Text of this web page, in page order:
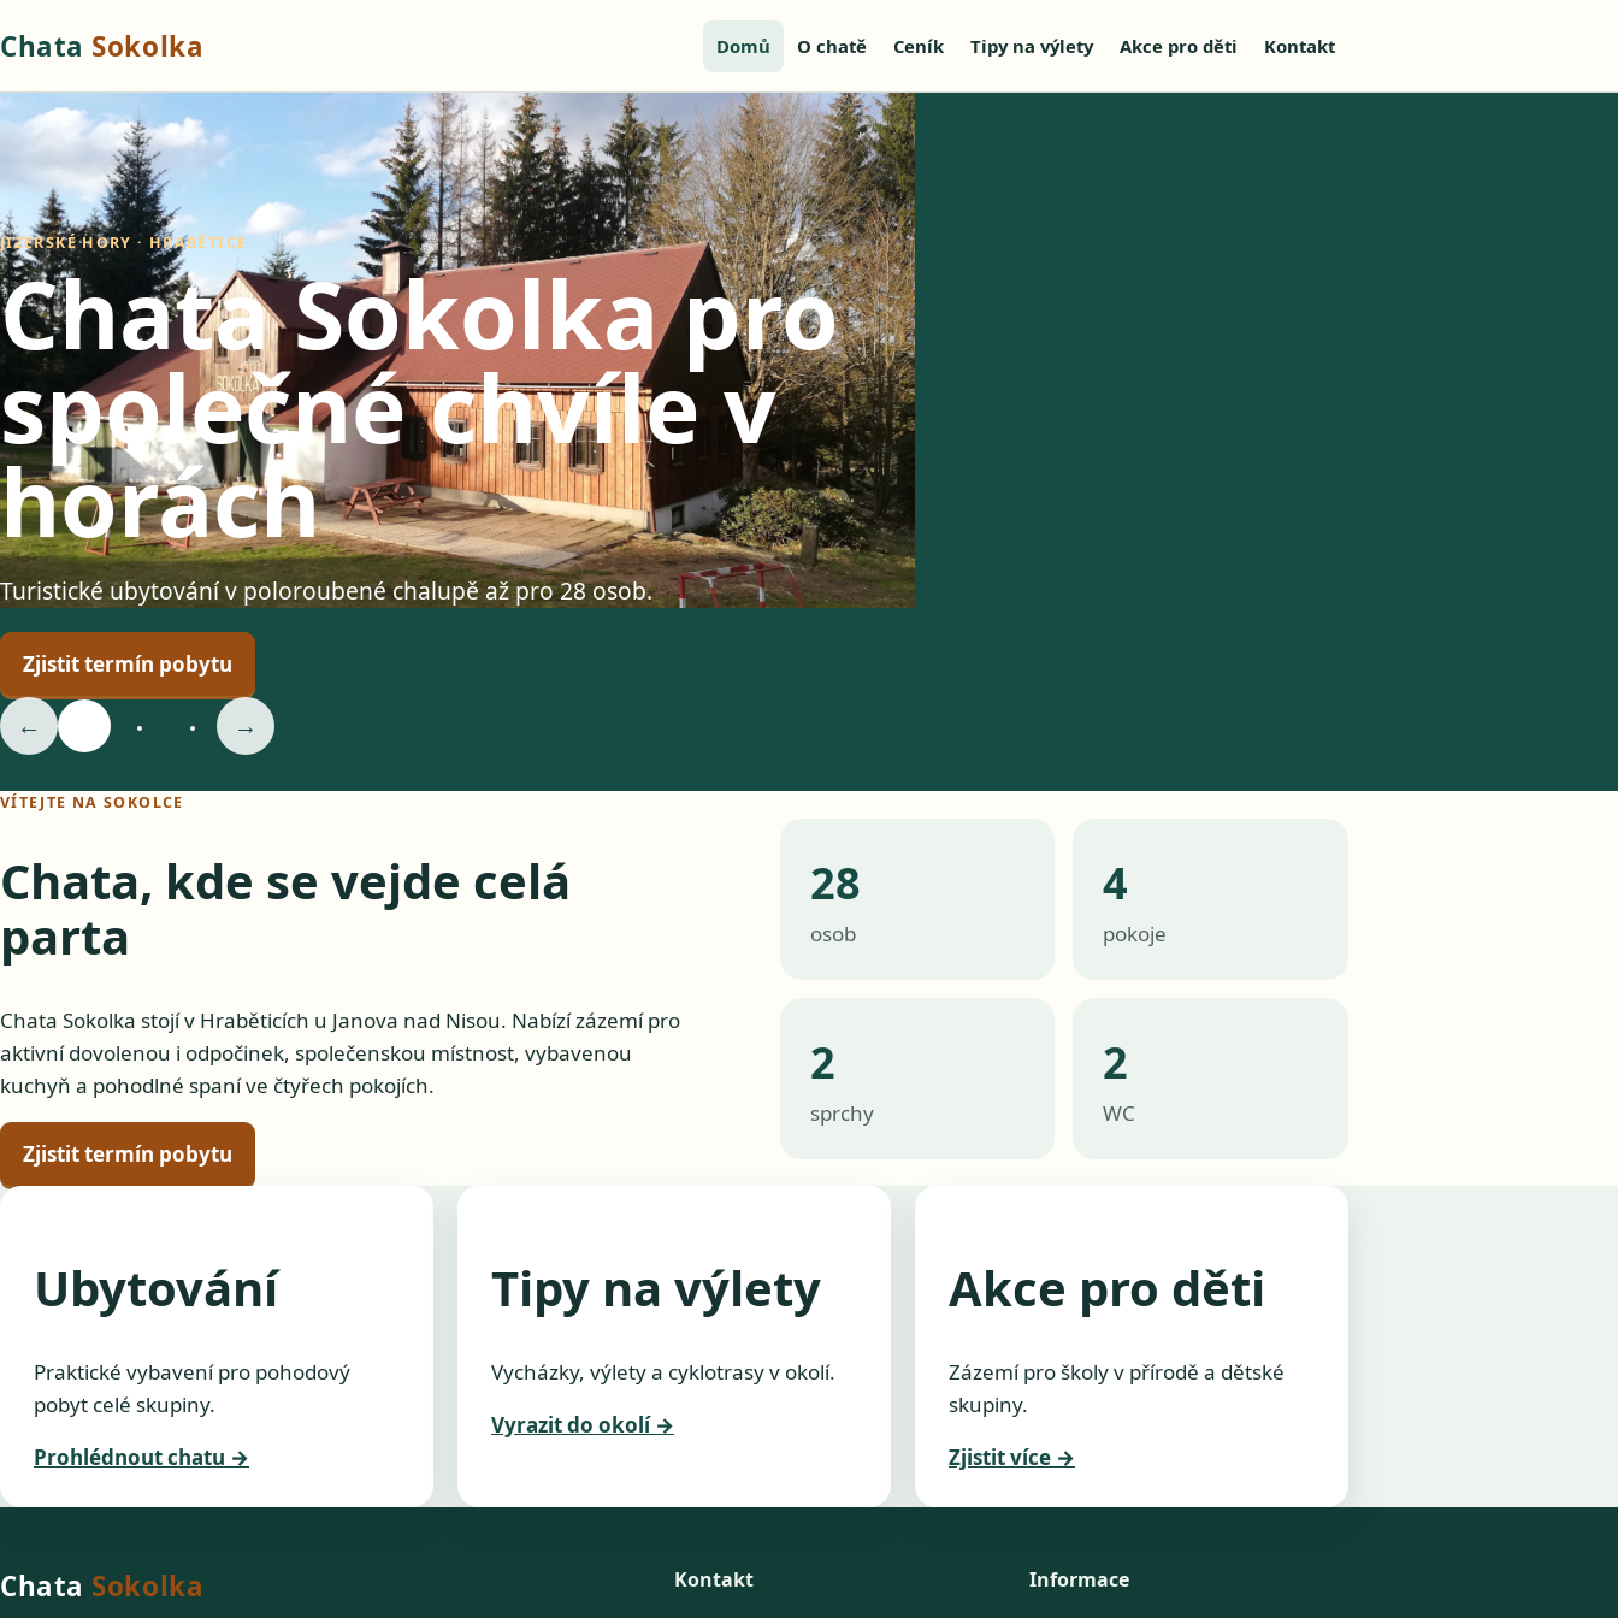
Chata Sokolka Domů O chatě Ceník Tipy na výlety Akce pro děti Kontakt
JIZERSKÉ HORY · HRABĚTICE
Chata Sokolka pro
společné chvíle v
horách
Turistické ubytování v poloroubené chalupě až pro 28 osob.
Zjistit termín pobytu
← →
VÍTEJTE NA SOKOLCE
Chata, kde se vejde celá
parta
Chata Sokolka stojí v Hraběticích u Janova nad Nisou. Nabízí zázemí pro
aktivní dovolenou i odpočinek, společenskou místnost, vybavenou
kuchyň a pohodlné spaní ve čtyřech pokojích.
Zjistit termín pobytu
28
osob
4
pokoje
2
sprchy
2
WC
Ubytování
Praktické vybavení pro pohodový
pobyt celé skupiny.
Prohlédnout chatu →
Tipy na výlety
Vycházky, výlety a cyklotrasy v okolí.
Vyrazit do okolí →
Akce pro děti
Zázemí pro školy v přírodě a dětské
skupiny.
Zjistit více →
Chata Sokolka Kontakt Informace